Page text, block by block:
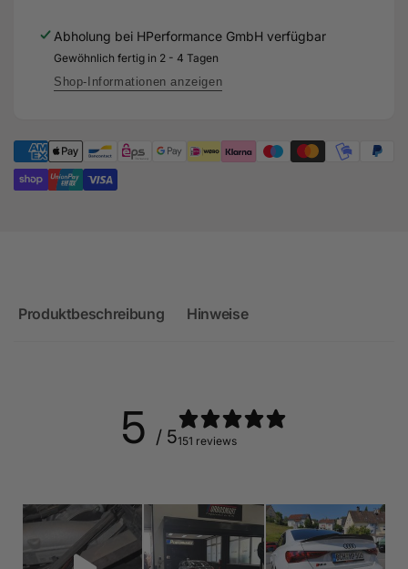
für
Audi
RS3
DAZA
Kit
für
Audi
Facelift
-
DAZA
Abholung bei HPerformance GmbH verfügbar
Gewöhnlich fertig in 2 - 4 Tagen
Shop-Informationen anzeigen
Produktbeschreibung Hinweise
5 / 5151 reviews